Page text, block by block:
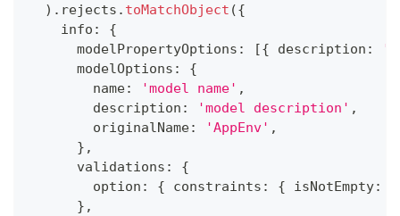
) . rejects . toMatchObject ({
    info
:
{
      modelPropertyOptions
: [{ description :
      modelOptions
:
{
        name
: 'model name' ,
        description
: 'model description' ,
        originalName
: 'AppEnv' ,
} ,
      validations
:
{
        option
: { constraints : { isNotEmpty:
} ,